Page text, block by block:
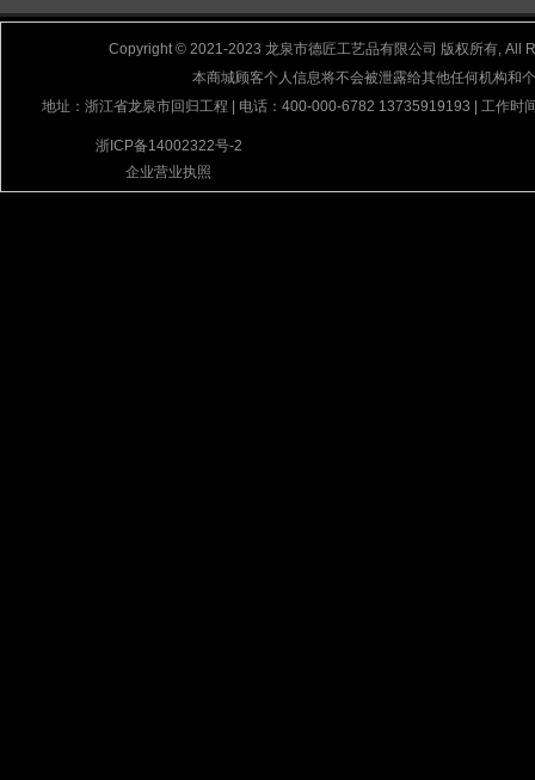
Copyright © 2021-2023 龙泉市德匠工艺品有限公司 版权所有, All
本商城顾客个人信息将不会被泄露给其他任何机构和
地址：浙江省龙泉市回归工程 | 电话：400-000-6782 13735919193 | 工作时
浙ICP备14002322号-2
企业营业执照